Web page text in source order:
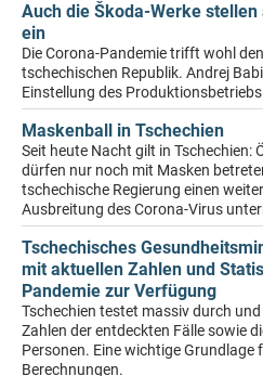
Auch die Škoda-Werke
ein
Die Corona-Pandemie trifft wohl
tschechischen Republik. Andrej
Einstellung des
Maskenball in Tschechien
Seit heute Nacht gilt in Tschechien:
dürfen nur noch mit Masken
tschechische Regierung einen
Ausbreitung des Corona-Virus
Tschechisches
mit aktuellen Zahlen und
Pandemie zur Verfügung
Tschechien testet massiv durch
Zahlen der entdeckten Fälle sowie
Personen. Eine wichtige
Berechnungen.